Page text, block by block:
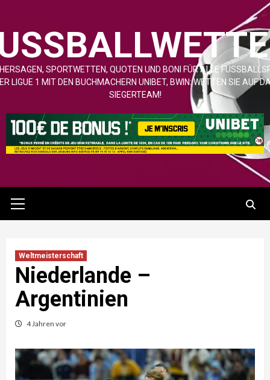
springen
SPORTWETTEN, QUOTEN UND BONI FÜR ALLE
LIGUE 1 MIT DEN BUCHMACHERN UNIBET, BWIN: WETTEN SIE AUF
IEGERTEAM!
Weltmeisterschaft
Niederlande –
Argentinien
4 Jahren vor